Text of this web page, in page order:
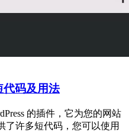
代码及用法
的插件，它为您的网站
了许多短代码，您可以使用